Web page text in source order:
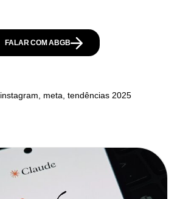
FALAR COM ABGB
instagram meta tendências 2025